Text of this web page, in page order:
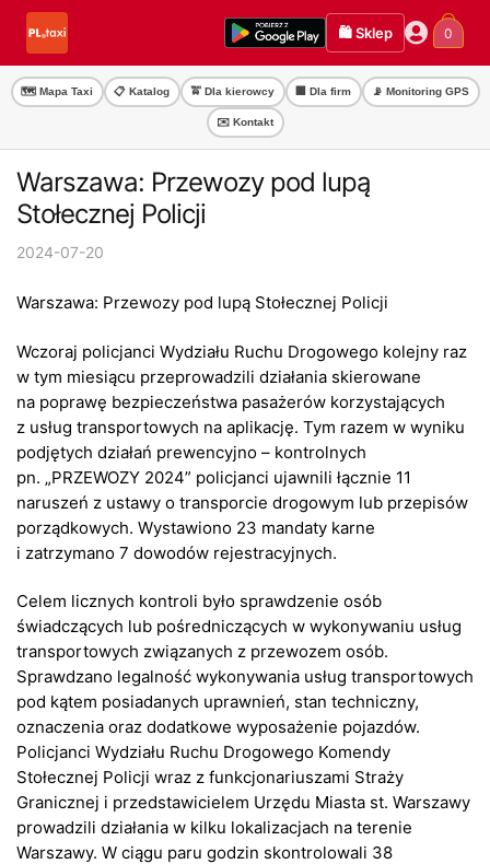
Przejdź
nawigacji
Przejdź
treści
🛍️ Sklep 0
🗺️ Mapa Taxi 📋 Katalog 🚖 Dla kierowcy 🏢 Dla firm 📡 Monitoring GPS
✉️ Kontakt
Warszawa: Przewozy pod lupą
Stołecznej Policji
2024-07-20
Warszawa: Przewozy pod lupą Stołecznej Policji
Wczoraj policjanci Wydziału Ruchu Drogowego kolejny raz
w tym miesiącu przeprowadzili działania skierowane
na poprawę bezpieczeństwa pasażerów korzystających
z usług transportowych na aplikację. Tym razem w wyniku
podjętych działań prewencyjno – kontrolnych
pn. „PRZEWOZY 2024” policjanci ujawnili łącznie 11
naruszeń z ustawy o transporcie drogowym lub przepisów
porządkowych. Wystawiono 23 mandaty karne
i zatrzymano 7 dowodów rejestracyjnych.
Celem licznych kontroli było sprawdzenie osób
świadczących lub pośredniczących w wykonywaniu usług
transportowych związanych z przewozem osób.
Sprawdzano legalność wykonywania usług transportowych
pod kątem posiadanych uprawnień, stan techniczny,
oznaczenia oraz dodatkowe wyposażenie pojazdów.
Policjanci Wydziału Ruchu Drogowego Komendy
Stołecznej Policji wraz z funkcjonariuszami Straży
Granicznej i przedstawicielem Urzędu Miasta st. Warszawy
prowadzili działania w kilku lokalizacjach na terenie
Warszawy. W ciągu paru godzin skontrolowali 38